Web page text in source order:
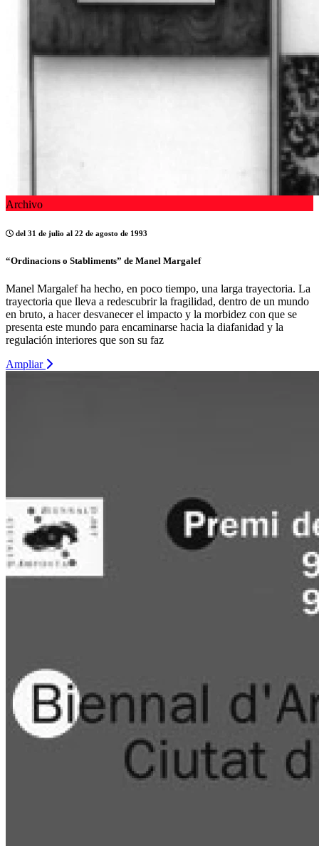
Archivo
del 31 de julio al 22 de agosto de 1993
“Ordinacions o Stabliments” de Manel Margalef
Manel Margalef ha hecho, en poco tiempo, una larga trayectoria. La
trayectoria que lleva a redescubrir la fragilidad, dentro de un mundo
en bruto, a hacer desvanecer el impacto y la morbidez con que se
presenta este mundo para encaminarse hacia la diafanidad y la
regulación interiores que son su faz
Ampliar